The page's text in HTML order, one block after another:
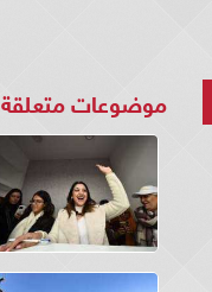
موضوعات متعلقة